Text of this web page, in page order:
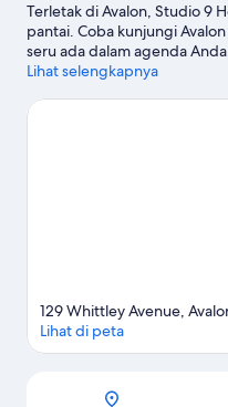
Terletak di Avalon, Studio 9
pantai. Coba kunjungi
seru ada dalam agenda
serta Hamilton Beach untuk
Canyon juga patut untuk
Lihat selengkapnya
129 Whittley Avenue,
Lihat di peta